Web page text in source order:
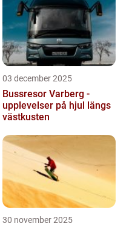
03 december 2025
Bussresor Varberg -
upplevelser på hjul längs
västkusten
30 november 2025